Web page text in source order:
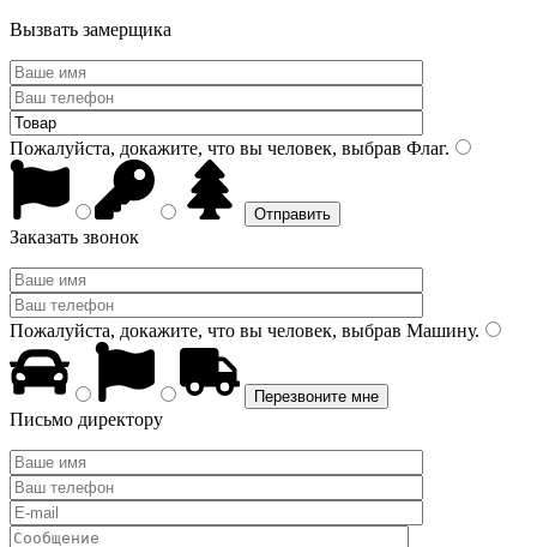
Вызвать замерщика
Пожалуйста, докажите, что вы человек, выбрав Флаг.
Заказать звонок
Пожалуйста, докажите, что вы человек, выбрав Машину.
Письмо директору